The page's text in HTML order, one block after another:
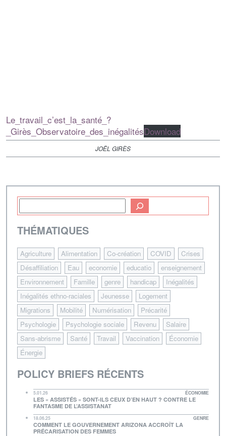
Le_travail_c’est_la_santé_?
_Girès_Observatoire_des_inégalitésDownload
JOËL GIRÈS
THÉMATIQUES
Agriculture Alimentation Co-création COVID
Crises
Désaffiliation
Eau economie educatio
enseignement
Environnement
Famille genre handicap
Inégalités
Inégalités ethno-raciales
Jeunesse
Logement
Migrations
Mobilité Numérisation
Précarité
Psychologie
Psychologie sociale Revenu
Salaire
Sans-abrisme
Santé Travail Vaccination
Économie
Énergie
POLICY BRIEFS RÉCENTS
5.01.26 ÉCONOMIE
LES « ASSISTÉS » SONT-ILS CEUX D’EN HAUT ? CONTRE LE
FANTASME DE L’ASSISTANAT
18.06.25 GENRE
COMMENT LE GOUVERNEMENT ARIZONA ACCROÎT LA
PRÉCARISATION DES FEMMES